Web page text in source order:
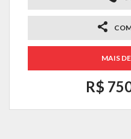
MAIS
R$